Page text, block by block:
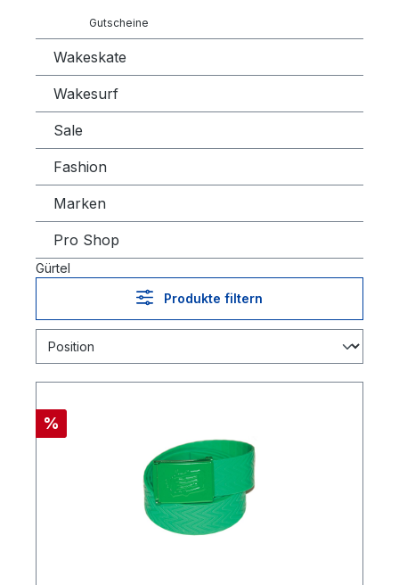
Gutscheine
Wakeskate
Wakesurf
Sale
Fashion
Marken
Pro Shop
Gürtel
Produkte filtern
%